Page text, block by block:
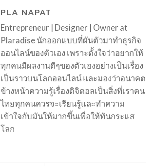
PLA NAPAT
Entrepreneur | Designer | Owner at
Plaradise นักออกแบบที่ผันตัวมาทำธุรกิจ
ออนไลน์ของตัวเอง เพราะตั้งใจว่าอยากให้
ทุกคนมีผลงานดีๆของตัวเองอย่างเป็นเรื่อง
เป็นราวบนโลกออนไลน์ และมองว่าอนาคต
ข้างหน้าความรู้เรื่องดิจิตอลเป็นสิ่งที่เราคน
ไทยทุกคนควรจะเรียนรู้และทำความ
เข้าใจกับมันให้มากขึ้นเพื่อให้ทันกระแส
โลก